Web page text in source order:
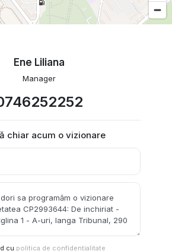
Ene Liliana
Manager
chiar acum o vizionare
cu politica de confidențialitate